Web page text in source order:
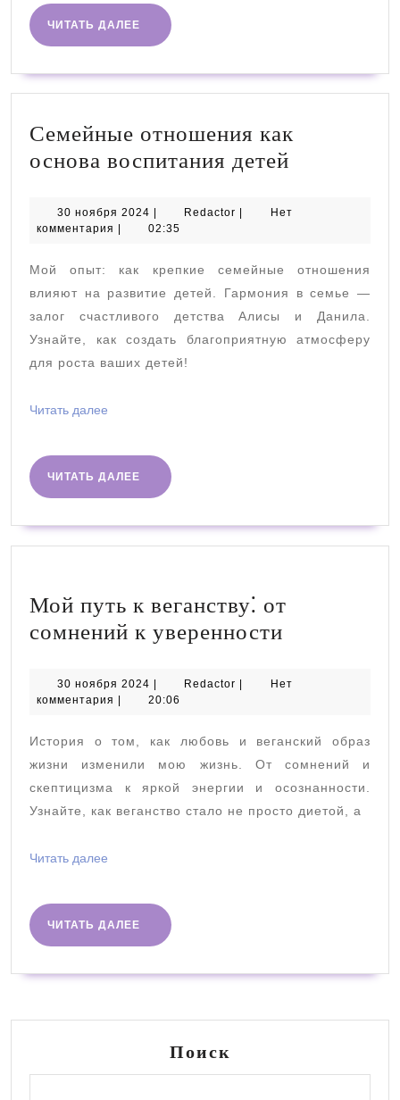
ЧИТАТЬ ДАЛЕЕ
ЧИТАТЬ
ДАЛЕЕ
Семейные отношения как
основа воспитания детей
как
детей
30 ноября 2024 30
ноября
Redactor Redactor
Нет
комментария
02:35
Мой опыт: как крепкие семейные отношения
влияют на развитие детей. Гармония в семье —
залог счастливого детства Алисы и Данила.
Узнайте, как создать благоприятную атмосферу
для роста ваших детей!
Читать далее
ЧИТАТЬ ДАЛЕЕ
ЧИТАТЬ
ДАЛЕЕ
Мой путь к веганству⁚ от
сомнений к уверенности
к
от
сомнений
к
30 ноября 2024 30
ноября
| Redactor Redactor
|
Нет
комментария | 20:06
История о том, как любовь и веганский образ
жизни изменили мою жизнь. От сомнений и
скептицизма к яркой энергии и осознанности.
Узнайте, как веганство стало не просто диетой, а
Читать далее
ЧИТАТЬ ДАЛЕЕ
ЧИТАТЬ
ДАЛЕЕ
Поиск